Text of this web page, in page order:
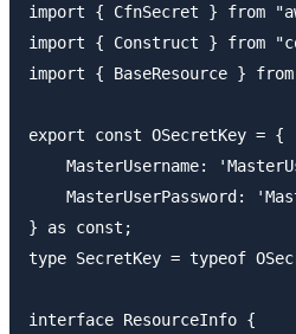
import { CfnSecret } from
import { Construct } from
import { BaseResource }
export const OSecretKey = {
MasterUsername:
MasterUserPassword:
} as const;
type SecretKey = typeof
interface ResourceInfo {